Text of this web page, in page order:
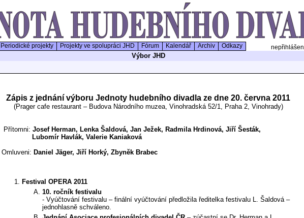
Periodické projekty Projekty ve spolupráci JHD Fórum Kalendář Archiv Odkazy nepřihlášen
Výbor JHD
Zápis z jednání výboru Jednoty hudebního divadla ze dne 20. června 2011
(Prager cafe restaurant – Budova Národního muzea, Vinohradská 52/1, Praha 2, Vinohrady)
Přítomni: Josef Herman, Lenka Šaldová, Jan Ježek, Radmila Hrdinová, Jiří Šesták,
Lubomír Havlák, Valerie Kaniaková
Omluveni: Daniel Jäger, Jiří Horký, Zbyněk Brabec
Festival OPERA 2011
10. ročník festivalu
- Vyúčtování festivalu – finální vyúčtování předložila ředitelka festivalu L. Šaldová –
jednohlasně schváleno.